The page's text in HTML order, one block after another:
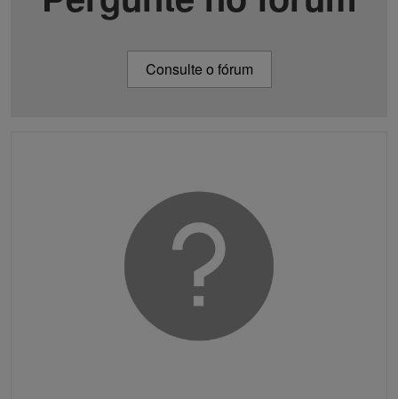
Consulte o fórum